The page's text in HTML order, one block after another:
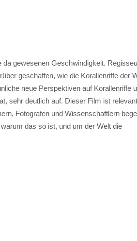
gewesenen Geschwindigkeit.
geschaffen, wie die Korallenriffe der
neue Perspektiven auf Korallenriffe
sehr deutlich auf. Dieser Film ist
Fotografen und Wissenschaftlern
das so ist, und um der Welt die